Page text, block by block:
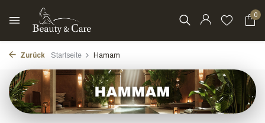
0
Zurück Startseite Hamam